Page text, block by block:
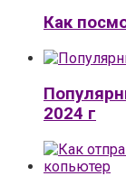
Как
2024 г